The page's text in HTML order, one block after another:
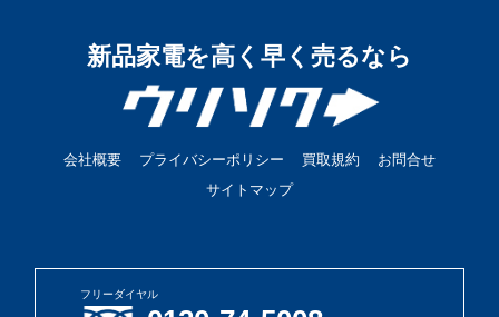
新品家電を高く早く売るなら
会社概要 プライバシーポリシー 買取規約
お問合せ
サイトマップ
フリーダイヤル